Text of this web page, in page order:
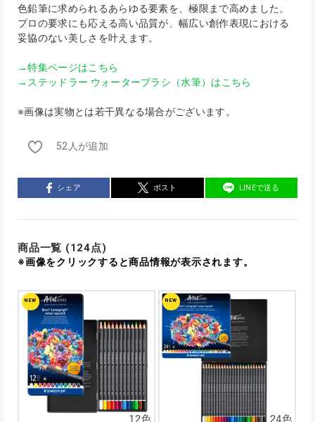
色鉛筆に求められるあらゆる要素を、極限まで高めました。
プロの要求にも応える高い品質が、幅広い創作表現における
妥協のない美しさを叶えます。
→特集ページはこちら
→ステッドラー ウォーターブラシ（水筆）はこちら
※画像は実物とは若干異なる場合がございます。
52人が追加
シェア ポスト LINEで送る
商品一覧 (124点)
※画像をクリックすると商品情報が表示されます。
NEW NEW